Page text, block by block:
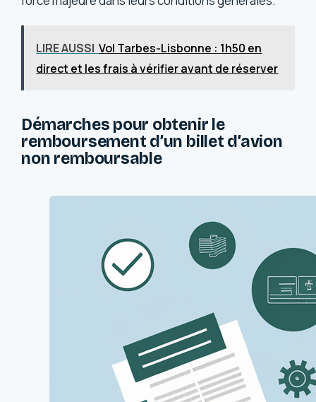
LIRE AUSSI Vol Tarbes-Lisbonne : 1h50 en
direct et les frais à vérifier avant de réserver
Démarches pour obtenir le
remboursement d’un billet d’avion
non remboursable